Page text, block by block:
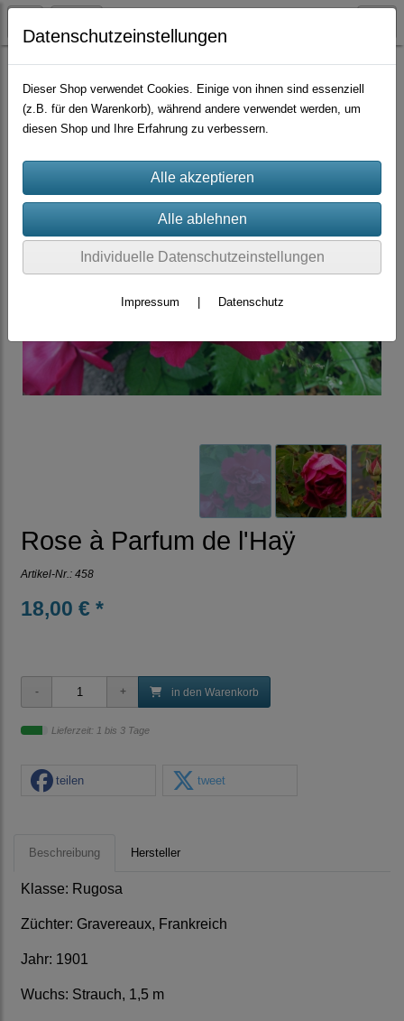
Container-Rosen Rugosa-Hybriden
Rose à Parfum de l'Haÿ
Artikel-Nr.: 458
18,00 € *
in den Warenkorb
Lieferzeit: 1 bis 3 Tage
teilen tweet
Beschreibung Hersteller
Klasse: Rugosa
Züchter: Gravereaux, Frankreich
Jahr: 1901
Wuchs: Strauch, 1,5 m
Datenschutzeinstellungen
Dieser Shop verwendet Cookies. Einige von ihnen sind essenziell
(z.B. für den Warenkorb), während andere verwendet werden, um
diesen Shop und Ihre Erfahrung zu verbessern.
Individuelle Datenschutzeinstellungen
Impressum Datenschutz